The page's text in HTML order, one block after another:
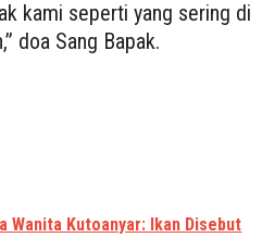
kami seperti yang sering di
doa Sang Bapak.
Wanita Kutoanyar: Ikan Disebut